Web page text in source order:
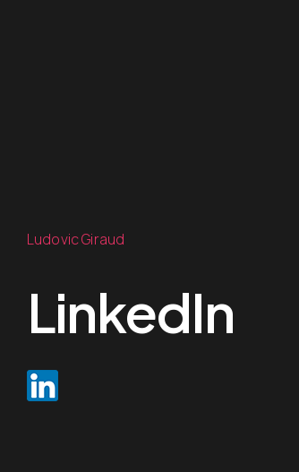
Ludovic Giraud
LinkedIn